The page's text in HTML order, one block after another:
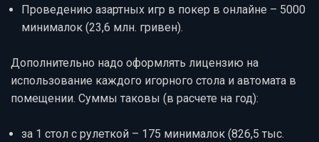
Проведению азартных игр в покер в онлайне – 5000
минималок (23,6 млн. гривен).
Дополнительно надо оформлять лицензию на
использование каждого игорного стола и автомата в
помещении. Суммы таковы (в расчете на год):
за 1 стол с рулеткой – 175 минималок (826,5 тыс.